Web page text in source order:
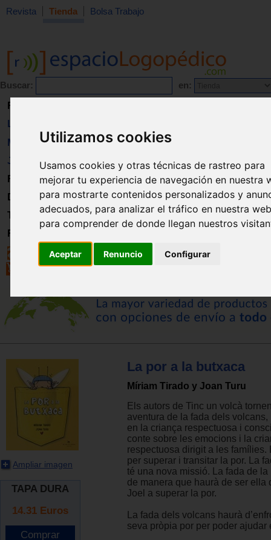
Utilizamos cookies
Usamos cookies y otras técnicas de rastreo para
mejorar tu experiencia de navegación en nuestra
para mostrarte contenidos personalizados y
adecuados, para analizar el tráfico en nuestra
para comprender de donde llegan nuestros
Aceptar Renuncio Configurar
Revista Tienda Bolsa Trabajo
Buscar: en:
Revista
Libros
Material
Juguetes
Formación
Directorio
Trabajo
Registro
Ampliar imagen
TAPA DURA
14.31 Euros
La por a la butxaca
Míriam Tirado y Joan Turu
Els autors de Tinc un volcà
aventura de la fada dels
en la criança respectuosa i
conte sobre les emocions i la
respectuosa dirigit a les famílies.
per superar i transitar la por. La
té una nova missió. La fada de la
de manera que haurà de ser ella
Joel a superar la por.
La fada dels volcans haurà
seva pròpia por per poder ajudar